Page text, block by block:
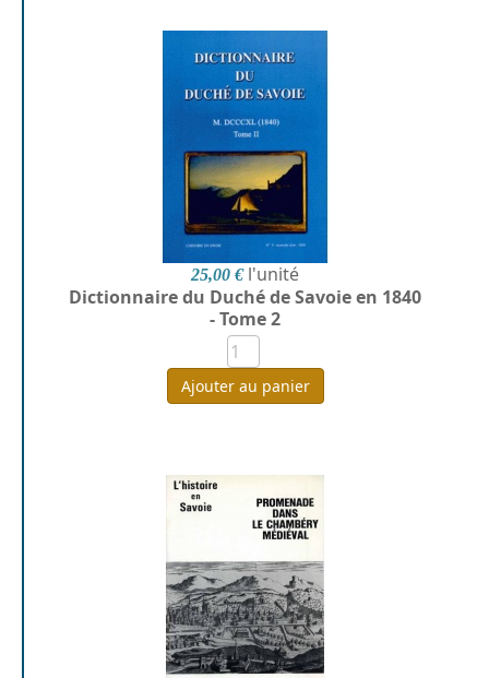
25,00 € l'unité
Dictionnaire du Duché de Savoie en 1840
- Tome 2
Ajouter au panier